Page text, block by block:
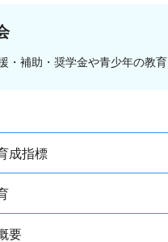
・補助・奨学金や青少年の教育
成指標
要